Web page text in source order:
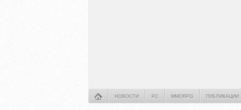
НОВОСТИ PC MMORPG ПУБЛИКАЦИИ